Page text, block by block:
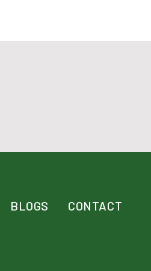
BLOGS CONTACT